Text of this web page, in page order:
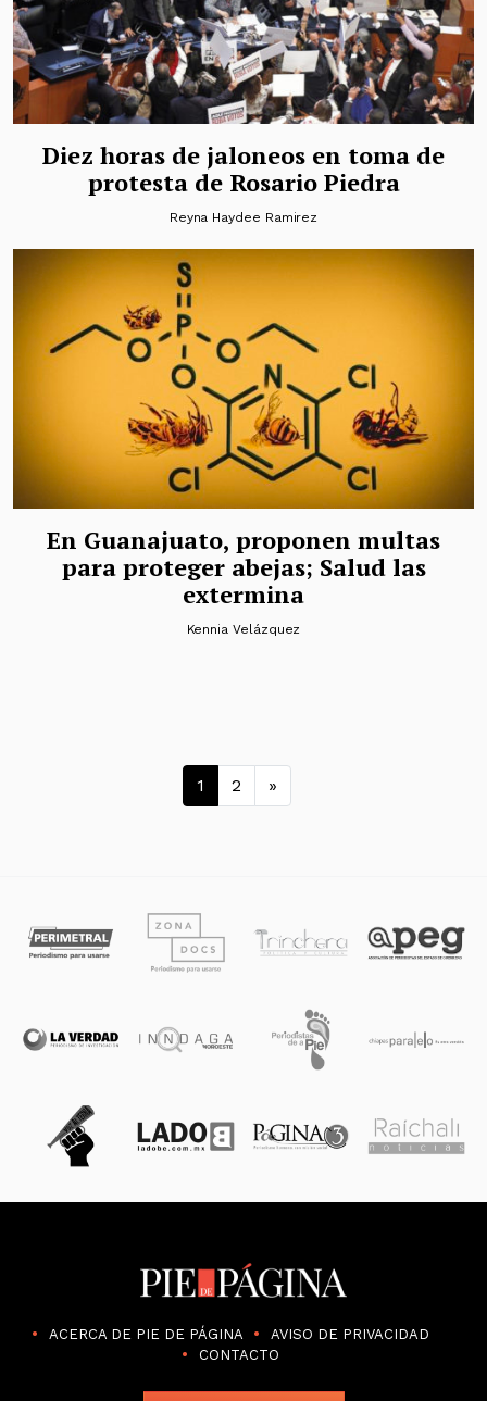
Diez horas de jaloneos en toma de
protesta de Rosario Piedra
Reyna Haydee Ramirez
En Guanajuato, proponen multas
para proteger abejas; Salud las
extermina
Kennia Velázquez
Navegación de
1 2 »
ACERCA DE PIE DE PÁGINA
AVISO DE PRIVACIDAD
CONTACTO